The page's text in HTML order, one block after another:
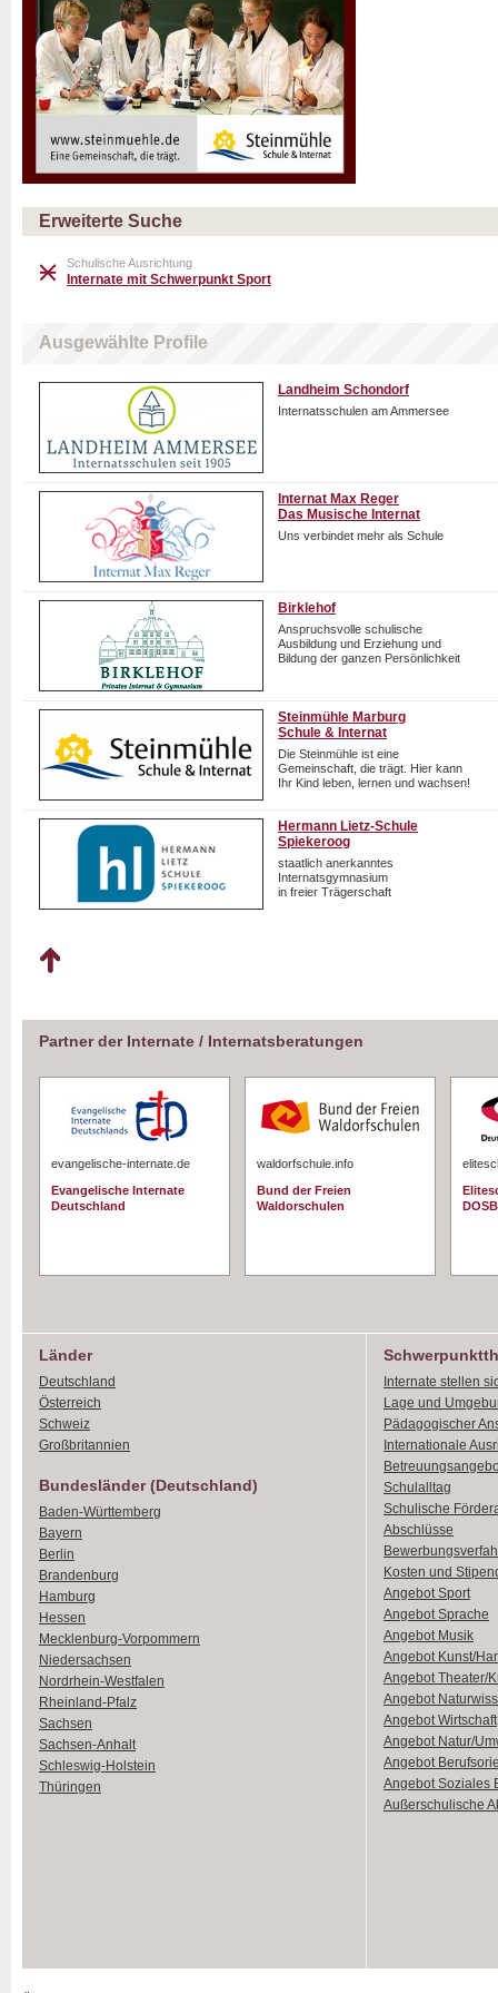
Erweiterte Suche
Schulische Ausrichtung
Internate mit Schwerpunkt Sport
Ausgewählte Profile
Landheim Schondorf
Internatsschulen am Ammersee
Internat Max Reger
Das Musische Internat
Uns verbindet mehr als Schule
Birklehof
Anspruchsvolle schulische
Ausbildung und Erziehung und
Bildung der ganzen Persönlichkeit
Steinmühle Marburg
Schule & Internat
Die Steinmühle ist eine
Gemeinschaft, die trägt. Hier kann
Ihr Kind leben, lernen und wachsen!
Hermann Lietz-Schule
Spiekeroog
staatlich anerkanntes
Internatsgymnasium
in freier Trägerschaft
Partner der Internate / Internatsberatungen
evangelische-internate.de
Evangelische Internate
Deutschland
waldorfschule.info
Bund der Freien
Waldorschulen
DOSB
Länder
Deutschland
Österreich
Schweiz
Großbritannien
Bundesländer (Deutschland)
Baden-Württemberg
Bayern
Berlin
Brandenburg
Hamburg
Hessen
Mecklenburg-Vorpommern
Niedersachsen
Nordrhein-Westfalen
Rheinland-Pfalz
Sachsen
Sachsen-Anhalt
Schleswig-Holstein
Thüringen
Internate stellen
Lage und
Pädagogischer
Internationale
Schulalltag
Schulische
Abschlüsse
Kosten und
Angebot Sport
Angebot Sprache
Angebot Musik
Angebot Kunst/
Angebot Theater/
Angebot
Angebot Wirtschaft
Angebot Natur/
Angebot
Angebot Soziales
Außerschulische